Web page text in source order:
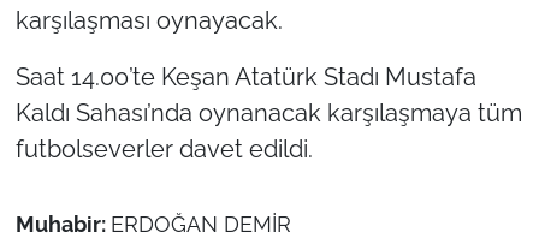
karşılaşması oynayacak.
Saat 14.00’te Keşan Atatürk Stadı Mustafa
Kaldı Sahası’nda oynanacak karşılaşmaya tüm
futbolseverler davet edildi.
Muhabir: ERDOĞAN DEMİR
Bölge
Güvenlik
Genel